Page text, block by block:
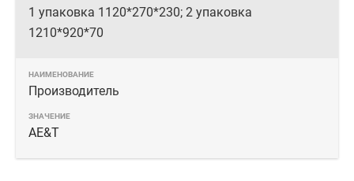
1 упаковка 1120*270*230; 2 упаковка
1210*920*70
Производитель
AE&T